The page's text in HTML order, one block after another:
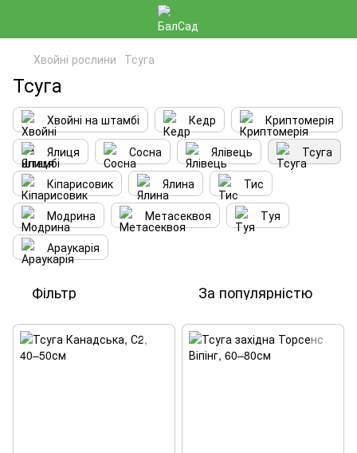
Хвойні рослини Тсуга
Тсуга
Хвойні на штамбі Кедр
Криптомерія
Ялиця
Сосна Ялівець
Тсуга
Кіпарисовик
Ялина
Тис
Модрина
Метасеквоя
Туя
Араукарія
Фільтр За популярністю